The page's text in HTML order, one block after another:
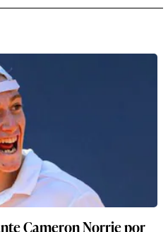
Cameron Norrie por